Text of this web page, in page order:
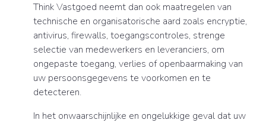
Think Vastgoed neemt dan ook maatregelen van
technische en organisatorische aard zoals encryptie,
antivirus, firewalls, toegangscontroles, strenge
selectie van medewerkers en leveranciers, om
ongepaste toegang, verlies of openbaarmaking van
uw persoonsgegevens te voorkomen en te
detecteren.
In het onwaarschijnlijke en ongelukkige geval dat uw